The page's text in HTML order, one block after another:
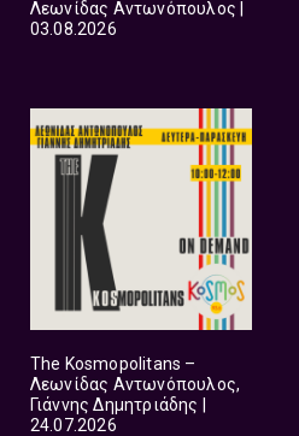
Λεωνίδας Αντωνόπουλος |
03.08.2026
The Kosmopolitans –
Λεωνίδας Αντωνόπουλος,
Γιάννης Δημητριάδης |
24.07.2026